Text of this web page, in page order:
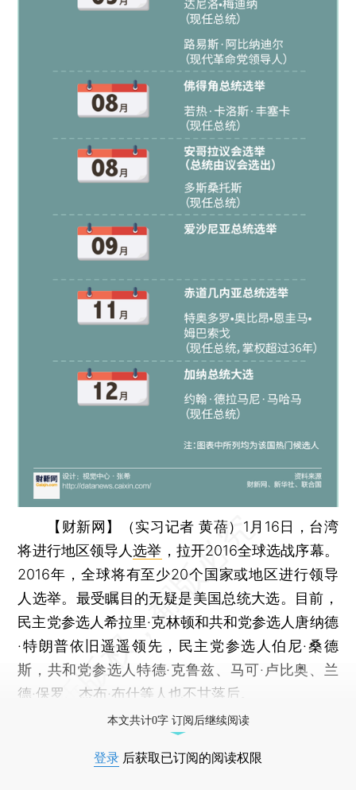
【财新网】（实习记者 黄蓓） 1月16日，台湾
将进行地区领导人选举 ，拉开2016全球选战序幕。
2016年，全球将有至少20个国家或地区进行领导
人选举。最受瞩目的无疑是美国总统大选。目前，
民主党参选人希拉里·克林顿和共和党参选人唐纳德
·特朗普依旧遥遥领先，民主党参选人伯尼·桑德
斯，共和党参选人特德·克鲁兹、马可·卢比奥、兰
德·保罗、杰布·布什等人也不甘落后。
本文共计0字 订阅后继续阅读
登录 后获取已订阅的阅读权限